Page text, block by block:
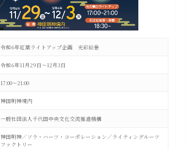
令和6年紅葉ライトアップ企画 光彩絵巻
令和6年11月29日〜12月3日
17:00～21:00
神田明神境内
一般社団法人千代田中央文化交流推進機構
神田明神／ソラ・ハーツ・コーポレーション／ライティングルーツ
ファクトリー